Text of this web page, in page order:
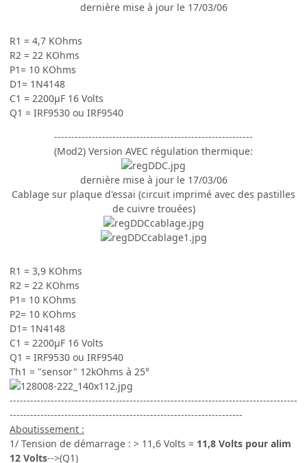
dernière mise à jour le 17/03/06
R1 = 4,7 KOhms
R2 = 22 KOhms
P1= 10 KOhms
D1= 1N4148
C1 = 2200µF 16 Volts
Q1 = IRF9530 ou IRF9540
----------------------------------------------------------
(Mod2) Version AVEC régulation thermique:
dernière mise à jour le 17/03/06
Cablage sur plaque d'essai (circuit imprimé avec des pastilles
de cuivre trouées)
R1 = 3,9 KOhms
R2 = 22 KOhms
P1= 10 KOhms
P2= 10 KOhms
D1= 1N4148
C1 = 2200µF 16 Volts
Q1 = IRF9530 ou IRF9540
Th1 = "sensor" 12kOhms à 25°
------------------------------------------------------------------------------------
--------------------------------------------------------------------
Aboutissement :
1/ Tension de démarrage : > 11,6 Volts = 11,8 Volts pour alim
12 Volts-->(Q1)